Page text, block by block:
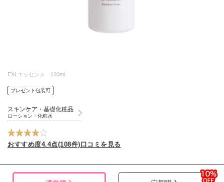
EXLエッセンス 120ml
プレゼント包装可
スキンケア・基礎化粧品
ローション・化粧水
おすすめ度4.4点(108件)口コミを見る